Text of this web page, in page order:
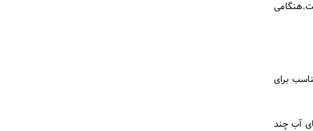
برای
آب چند